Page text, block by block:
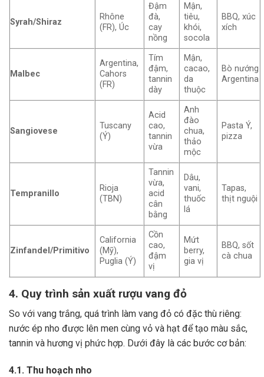
Syrah/Shiraz
Rhône
(FR), Úc
Đậm
đà,
cay
nồng
Mận,
tiêu,
khói,
socola
BBQ, xúc
xích
Malbec
Argentina,
Cahors
(FR)
Tím
đậm,
tannin
dày
Mận,
cacao,
da
thuộc
Bò nướng
Argentina
Sangiovese
Tuscany
(Ý)
Acid
cao,
tannin
vừa
Anh
đào
chua,
thảo
mộc
Pasta Ý,
pizza
Tempranillo
Rioja
(TBN)
Tannin
vừa,
acid
cân
bằng
Dâu,
vani,
thuốc
lá
Tapas,
thịt nguội
Zinfandel/Primitivo
California
(Mỹ),
Puglia (Ý)
Cồn
cao,
đậm
vị
Mứt
berry,
gia vị
BBQ, sốt
cà chua
4. Quy trình sản xuất rượu vang đỏ
So với vang trắng, quá trình làm vang đỏ có đặc thù riêng:
nước ép nho được lên men cùng vỏ và hạt để tạo màu sắc,
tannin và hương vị phức hợp. Dưới đây là các bước cơ bản:
4.1. Thu hoạch nho